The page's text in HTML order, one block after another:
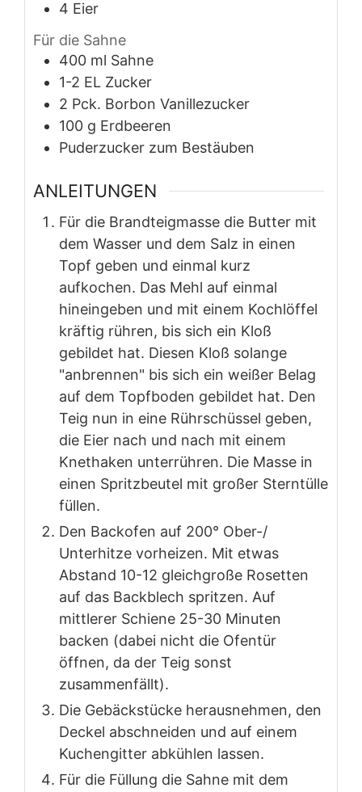
4 Eier
Für die Sahne
400 ml Sahne
1-2 EL Zucker
2 Pck. Borbon Vanillezucker
100 g Erdbeeren
Puderzucker zum Bestäuben
ANLEITUNGEN
Für die Brandteigmasse die Butter mit
dem Wasser und dem Salz in einen
Topf geben und einmal kurz
aufkochen. Das Mehl auf einmal
hineingeben und mit einem Kochlöffel
kräftig rühren, bis sich ein Kloß
gebildet hat. Diesen Kloß solange
"anbrennen" bis sich ein weißer Belag
auf dem Topfboden gebildet hat. Den
Teig nun in eine Rührschüssel geben,
die Eier nach und nach mit einem
Knethaken unterrühren. Die Masse in
einen Spritzbeutel mit großer Sterntülle
füllen.
Den Backofen auf 200° Ober-/
Unterhitze vorheizen. Mit etwas
Abstand 10-12 gleichgroße Rosetten
auf das Backblech spritzen. Auf
mittlerer Schiene 25-30 Minuten
backen (dabei nicht die Ofentür
öffnen, da der Teig sonst
zusammenfällt).
Die Gebäckstücke herausnehmen, den
Deckel abschneiden und auf einem
Kuchengitter abkühlen lassen.
Für die Füllung die Sahne mit dem